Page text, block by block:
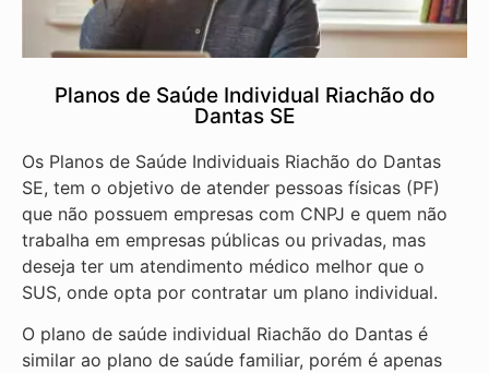
Planos de Saúde Individual Riachão do
Dantas SE
Os Planos de Saúde Individuais Riachão do Dantas
SE, tem o objetivo de atender pessoas físicas (PF)
que não possuem empresas com CNPJ e quem não
trabalha em empresas públicas ou privadas, mas
deseja ter um atendimento médico melhor que o
SUS, onde opta por contratar um plano individual.
O plano de saúde individual Riachão do Dantas é
similar ao plano de saúde familiar, porém é apenas